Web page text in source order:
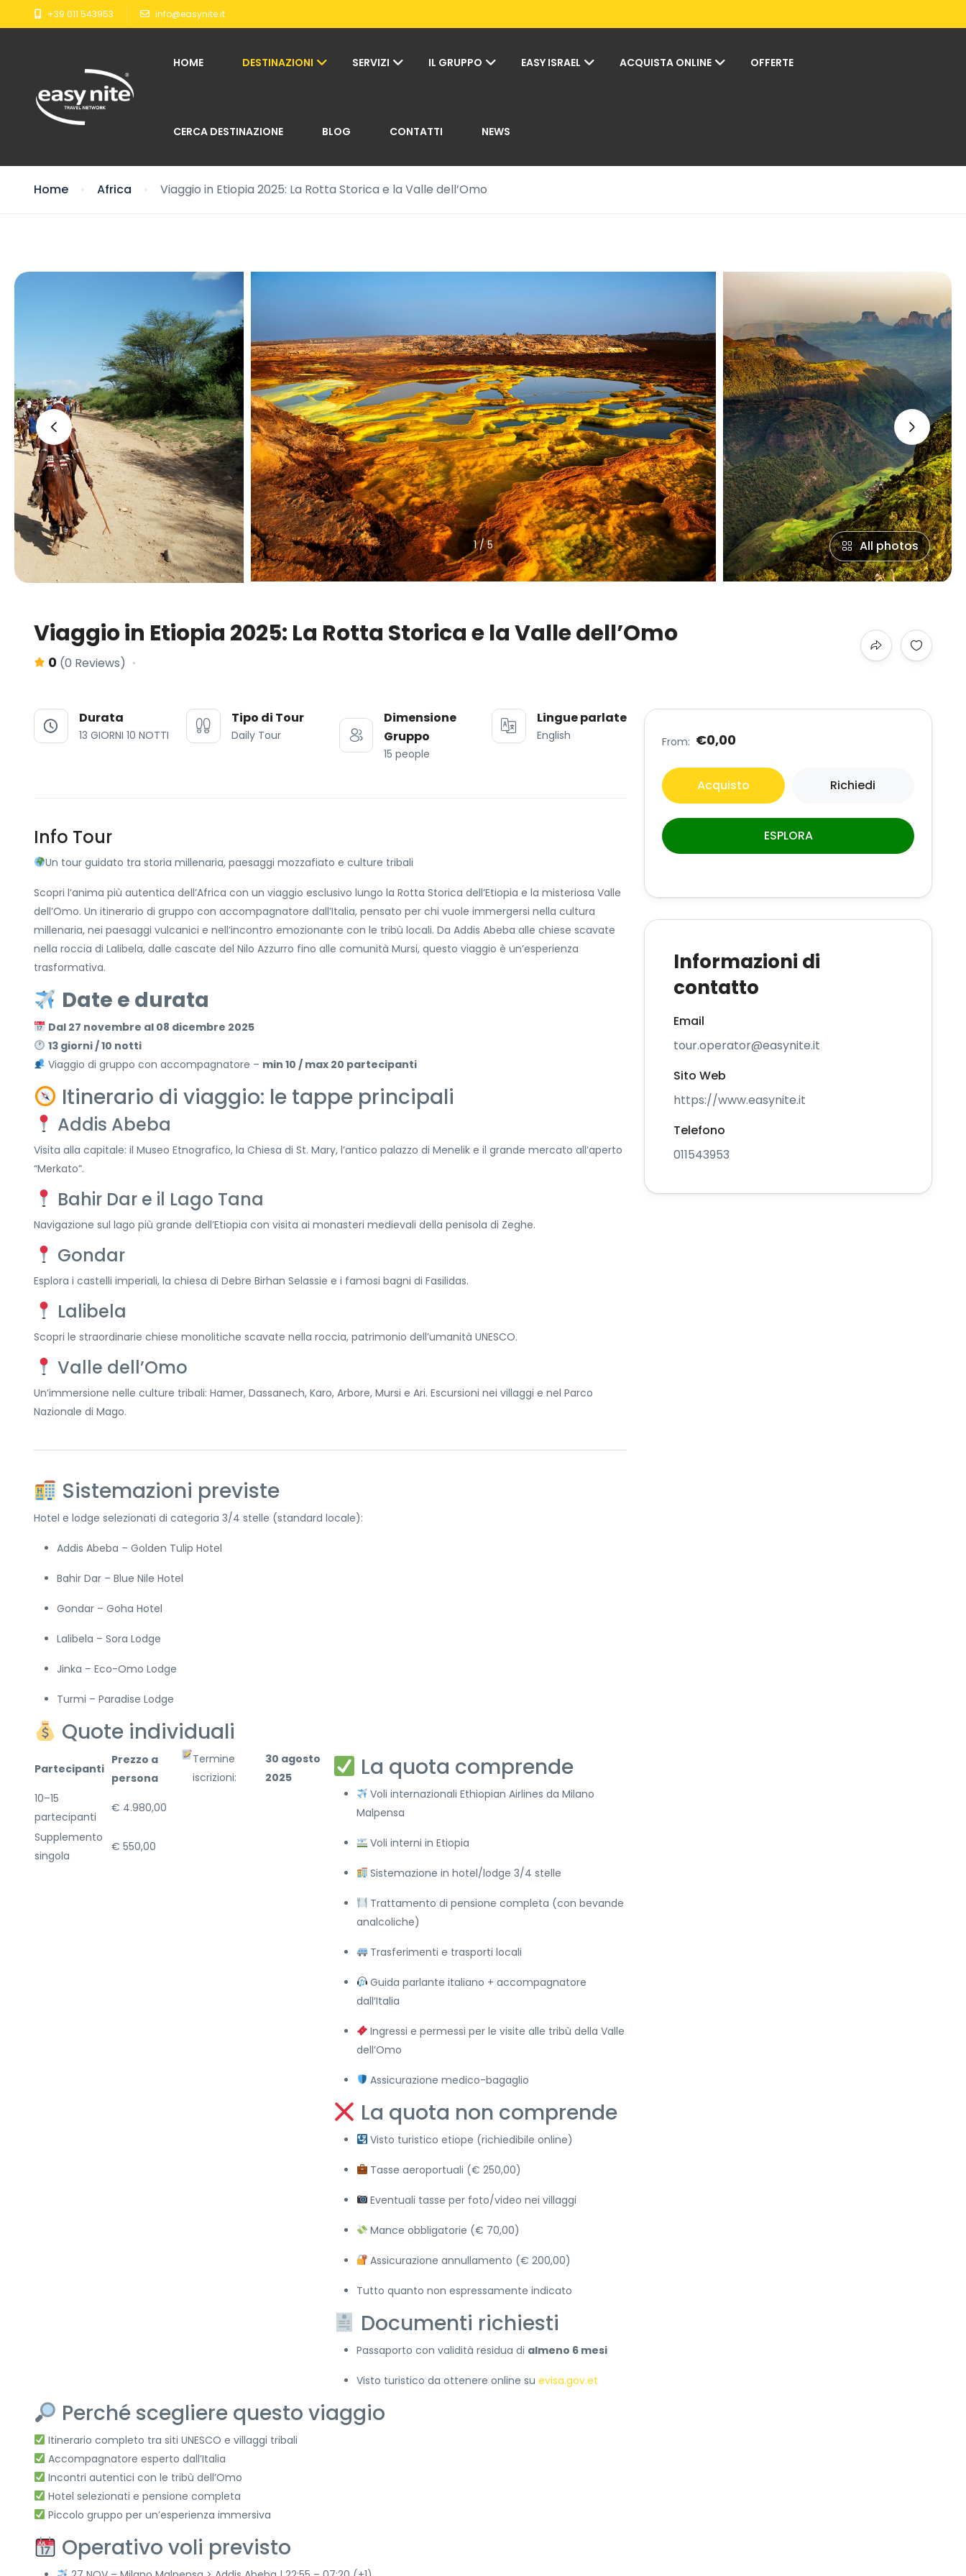
+39 011 543953 info@easynite.it
HOME DESTINAZIONI SERVIZI IL GRUPPO EASY ISRAEL ACQUISTA ONLINE OFFERTE
CERCA DESTINAZIONE BLOG CONTATTI NEWS
Home Africa Viaggio in Etiopia 2025: La Rotta Storica e la Valle dell’Omo
‹ ›
1 / 5 All photos
Viaggio in Etiopia 2025: La Rotta Storica e la Valle dell’Omo
0 (0 Reviews)
Durata
13 GIORNI 10 NOTTI
Tipo di Tour
Daily Tour
Dimensione
Gruppo
15 people
Lingue parlate
English
Info Tour
Un tour guidato tra storia millenaria, paesaggi mozzafiato e culture tribali
Scopri l’anima più autentica dell’Africa con un viaggio esclusivo lungo la Rotta Storica dell’Etiopia e la misteriosa Valle
dell’Omo. Un itinerario di gruppo con accompagnatore dall’Italia, pensato per chi vuole immergersi nella cultura
millenaria, nei paesaggi vulcanici e nell’incontro emozionante con le tribù locali. Da Addis Abeba alle chiese scavate
nella roccia di Lalibela, dalle cascate del Nilo Azzurro fino alle comunità Mursi, questo viaggio è un’esperienza
trasformativa.
Date e durata
Dal 27 novembre al 08 dicembre 2025
13 giorni / 10 notti
Viaggio di gruppo con accompagnatore – min 10 / max 20 partecipanti
Itinerario di viaggio: le tappe principali
Addis Abeba
Visita alla capitale: il Museo Etnografico, la Chiesa di St. Mary, l’antico palazzo di Menelik e il grande mercato all’aperto
“Merkato”.
Bahir Dar e il Lago Tana
Navigazione sul lago più grande dell’Etiopia con visita ai monasteri medievali della penisola di Zeghe.
Gondar
Esplora i castelli imperiali, la chiesa di Debre Birhan Selassie e i famosi bagni di Fasilidas.
Lalibela
Scopri le straordinarie chiese monolitiche scavate nella roccia, patrimonio dell’umanità UNESCO.
Valle dell’Omo
Un’immersione nelle culture tribali: Hamer, Dassanech, Karo, Arbore, Mursi e Ari. Escursioni nei villaggi e nel Parco
Nazionale di Mago.
Sistemazioni previste
Hotel e lodge selezionati di categoria 3/4 stelle (standard locale):
Addis Abeba – Golden Tulip Hotel
Bahir Dar – Blue Nile Hotel
Gondar – Goha Hotel
Lalibela – Sora Lodge
Jinka – Eco-Omo Lodge
Turmi – Paradise Lodge
Quote individuali
Partecipanti
Prezzo a
persona
10–15
partecipanti
€ 4.980,00
Supplemento
singola
€ 550,00
Termine
iscrizioni:
30 agosto
2025
La quota comprende
Voli internazionali Ethiopian Airlines da Milano
Malpensa
Voli interni in Etiopia
Sistemazione in hotel/lodge 3/4 stelle
Trattamento di pensione completa (con bevande
analcoliche)
Trasferimenti e trasporti locali
Guida parlante italiano + accompagnatore
dall’Italia
Ingressi e permessi per le visite alle tribù della Valle
dell’Omo
Assicurazione medico-bagaglio
La quota non comprende
Visto turistico etiope (richiedibile online)
Tasse aeroportuali (€ 250,00)
Eventuali tasse per foto/video nei villaggi
Mance obbligatorie (€ 70,00)
Assicurazione annullamento (€ 200,00)
Tutto quanto non espressamente indicato
Documenti richiesti
Passaporto con validità residua di almeno 6 mesi
Visto turistico da ottenere online su evisa.gov.et
Perché scegliere questo viaggio
Itinerario completo tra siti UNESCO e villaggi tribali
Accompagnatore esperto dall’Italia
Incontri autentici con le tribù dell’Omo
Hotel selezionati e pensione completa
Piccolo gruppo per un’esperienza immersiva
Operativo voli previsto
From: €0,00
Acquisto Richiedi
ESPLORA
Informazioni di
contatto
Email
tour.operator@easynite.it
Sito Web
https://www.easynite.it
Telefono
011543953